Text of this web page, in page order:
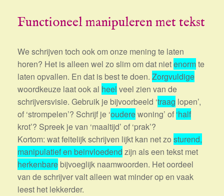
Functioneel manipuleren met tekst
We schrijven toch ook om onze mening te laten
horen? Het is alleen wel zo slim om dat nietenormte
laten opvallen. En dat is best te doen. Zorgvuldige
woordkeuze laat ook al heel veel zien van de
schrijversvisie. Gebruik je bijvoorbeeld ‘traag lopen’,
of ‘strompelen’? Schrijf je ‘ouderewoning’ of ‘half
krot’? Spreek je van ‘maaltijd’ of ‘prak’?
Kortom: wat feitelijk schrijven lijkt kan net zo sturend,
manipulatief en beinvloedend zijn als een tekst met
herkenbare bijvoeglijk naamwoorden. Het oordeel
van de schrijver valt alleen wat minder op en vaak
leest het lekkerder.